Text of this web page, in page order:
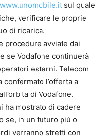
www.unomobile.it sul quale
verificare le proprie
di ricarica.
procedure avviate dai
se Vodafone continuerà
esterni. Telecom
confermato l’offerta a
di Vodafone.
ha mostrato di cadere
se, in un futuro più o
verranno stretti con